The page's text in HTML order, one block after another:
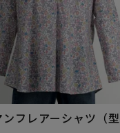
ンフレアーシャツ（型